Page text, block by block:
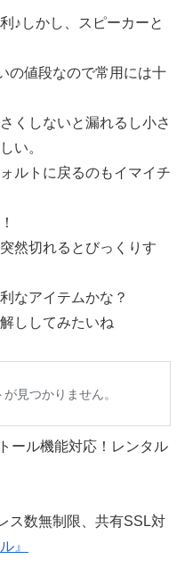
♪しかし、スピーカーと
の値段なので常用には十
くしないと漏れるし小さ
い。
ルトに戻るのもイマイチ
然切れるとびっくりす
なアイテムかな？
ししてみたいね
ール機能対応！レンタル
ス数無制限、共有SSL対
』